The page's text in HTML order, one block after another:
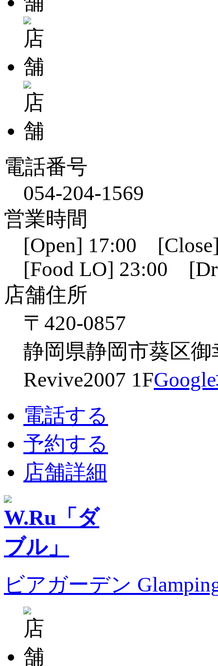
電話番号
054-204-1569
営業時間
[Open] 17:00
[Food LO] 23:00
店舗住所
〒420-0857
静岡県静岡市葵区御
Revive2007 1F
電話する
予約する
店舗詳細
ビアガーデン